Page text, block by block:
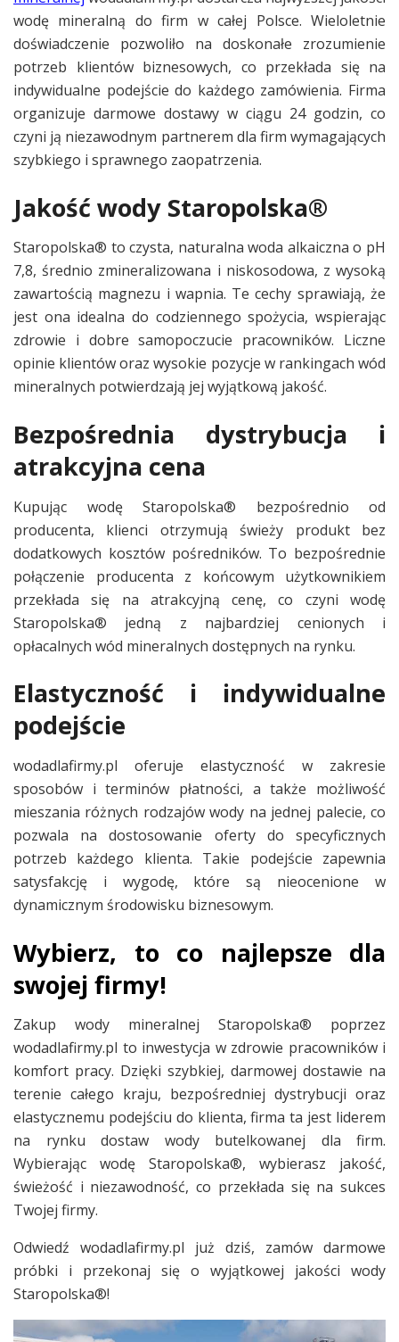
wodę mineralną do firm w całej Polsce. Wieloletnie
doświadczenie pozwoliło na doskonałe zrozumienie
potrzeb klientów biznesowych, co przekłada się na
indywidualne podejście do każdego zamówienia. Firma
organizuje darmowe dostawy w ciągu 24 godzin, co
czyni ją niezawodnym partnerem dla firm wymagających
szybkiego i sprawnego zaopatrzenia.
Jakość wody Staropolska®
Staropolska® to czysta, naturalna woda alkaiczna o pH
7,8, średnio zmineralizowana i niskosodowa, z wysoką
zawartością magnezu i wapnia. Te cechy sprawiają, że
jest ona idealna do codziennego spożycia, wspierając
zdrowie i dobre samopoczucie pracowników. Liczne
opinie klientów oraz wysokie pozycje w rankingach wód
mineralnych potwierdzają jej wyjątkową jakość.
Bezpośrednia dystrybucja i
atrakcyjna cena
Kupując wodę Staropolska® bezpośrednio od
producenta, klienci otrzymują świeży produkt bez
dodatkowych kosztów pośredników. To bezpośrednie
połączenie producenta z końcowym użytkownikiem
przekłada się na atrakcyjną cenę, co czyni wodę
Staropolska® jedną z najbardziej cenionych i
opłacalnych wód mineralnych dostępnych na rynku.
Elastyczność i indywidualne
podejście
wodadlafirmy.pl oferuje elastyczność w zakresie
sposobów i terminów płatności, a także możliwość
mieszania różnych rodzajów wody na jednej palecie, co
pozwala na dostosowanie oferty do specyficznych
potrzeb każdego klienta. Takie podejście zapewnia
satysfakcję i wygodę, które są nieocenione w
dynamicznym środowisku biznesowym.
Wybierz, to co najlepsze dla
swojej firmy!
Zakup wody mineralnej Staropolska® poprzez
wodadlafirmy.pl to inwestycja w zdrowie pracowników i
komfort pracy. Dzięki szybkiej, darmowej dostawie na
terenie całego kraju, bezpośredniej dystrybucji oraz
elastycznemu podejściu do klienta, firma ta jest liderem
na rynku dostaw wody butelkowanej dla firm.
Wybierając wodę Staropolska®, wybierasz jakość,
świeżość i niezawodność, co przekłada się na sukces
Twojej firmy.
Odwiedź wodadlafirmy.pl już dziś, zamów darmowe
próbki i przekonaj się o wyjątkowej jakości wody
Staropolska®!